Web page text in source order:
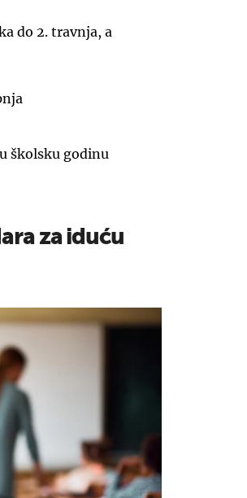
do 2. travnja, a
školsku godinu
za iduću